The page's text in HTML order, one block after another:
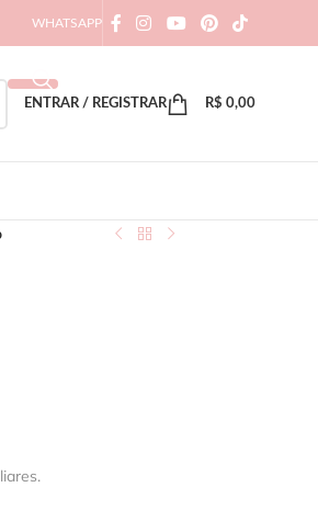
WHATSAPP
ENTRAR / REGISTRAR R$ 0,00